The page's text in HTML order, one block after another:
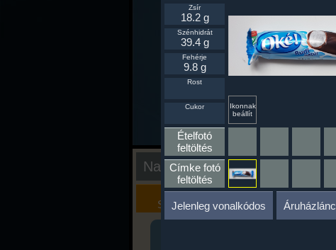
Nap kiértékelése
Kalória
Szimulátor
Szöveges
Értékelés
Ikonnak
beállít
Zsír
18.2 g
Szénhidrát
39.4 g
Fehérje
9.8 g
Rost
Cukor
Ételfotó
feltöltés
Címke fotó
feltöltés
Jelenleg vonalkódos Áruházlánc